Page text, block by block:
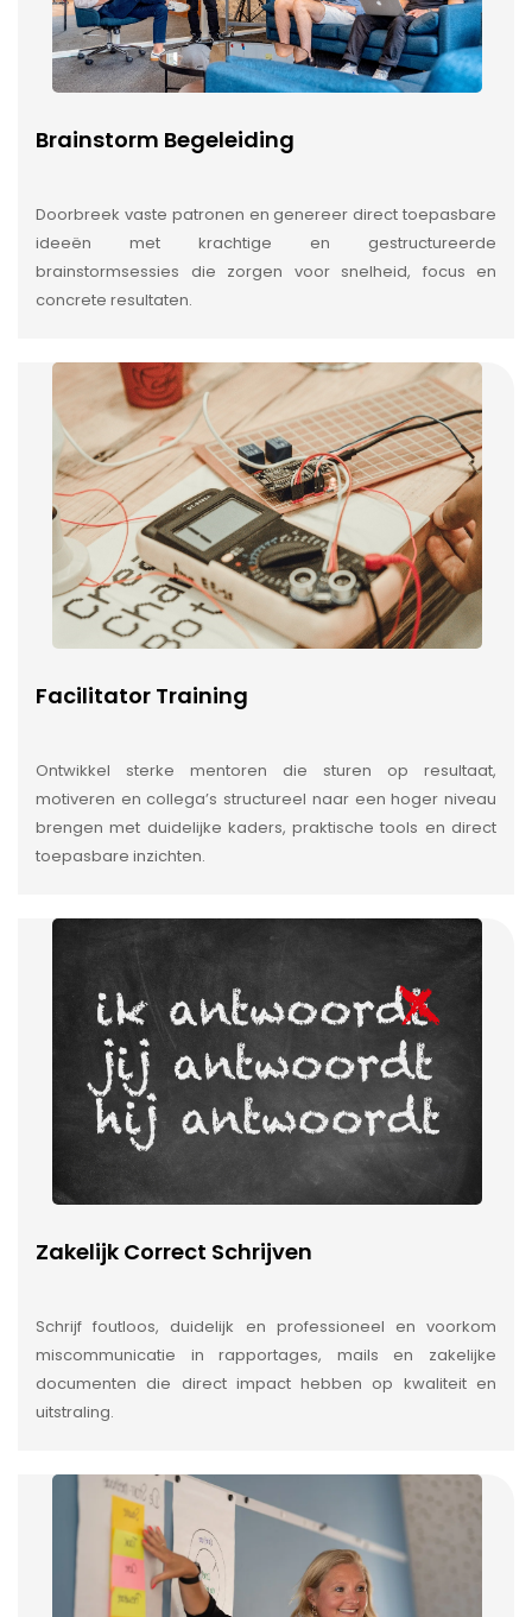
Brainstorm Begeleiding
Doorbreek vaste patronen en genereer direct toepasbare
ideeën met krachtige en gestructureerde
brainstormsessies die zorgen voor snelheid, focus en
concrete resultaten.
Facilitator Training
Ontwikkel sterke mentoren die sturen op resultaat,
motiveren en collega’s structureel naar een hoger niveau
brengen met duidelijke kaders, praktische tools en direct
toepasbare inzichten.
Zakelijk Correct Schrijven
Schrijf foutloos, duidelijk en professioneel en voorkom
miscommunicatie in rapportages, mails en zakelijke
documenten die direct impact hebben op kwaliteit en
uitstraling.